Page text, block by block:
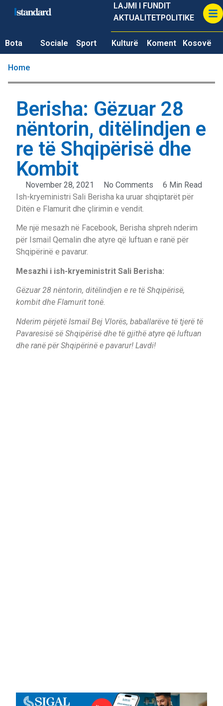
LAJMI I FUNDIT
AKTUALITETPOLITIKE
Bota Sociale Sport Kulturë Koment Kosovë
Home
Berisha: Gëzuar 28
nëntorin, ditëlindjen e
re të Shqipërisë dhe
Kombit
November 28, 2021 No Comments
6 Min Read
Ish-kryeministri Sali Berisha ka uruar shqiptarët për
Ditën e Flamurit dhe çlirimin e vendit.
Me një mesazh në Facebook, Berisha shpreh nderim
për Ismail Qemalin dhe atyre që luftuan e ranë për
Shqipërinë e pavarur.
Mesazhi i ish-kryeministrit Sali Berisha:
Gëzuar 28 nëntorin, ditëlindjen e re të Shqipërisë,
kombit dhe Flamurit tonë.
Nderim përjetë Ismail Bej Vlorës, baballarëve të tjerë të
Pavaresisë së Shqipërisë dhe të gjithë atyre që luftuan
dhe ranë për Shqipërinë e pavarur! Lavdi!